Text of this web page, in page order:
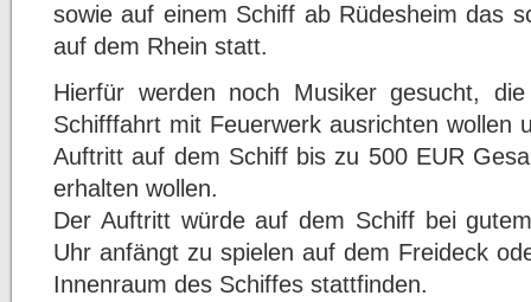
sowie auf einem Schiff ab Rüdesheim das
auf dem Rhein statt.
Hierfür werden noch Musiker gesucht,
Schifffahrt mit Feuerwerk ausrichten wollen
Auftritt auf dem Schiff bis zu 500 EUR
erhalten wollen.
Der Auftritt würde auf dem Schiff bei
Uhr anfängt zu spielen auf dem Freideck
Innenraum des Schiffes stattfinden.